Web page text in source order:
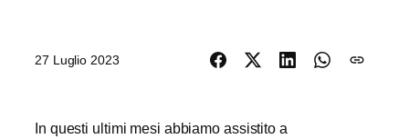
27 Luglio 2023
In questi ultimi mesi abbiamo assistito a